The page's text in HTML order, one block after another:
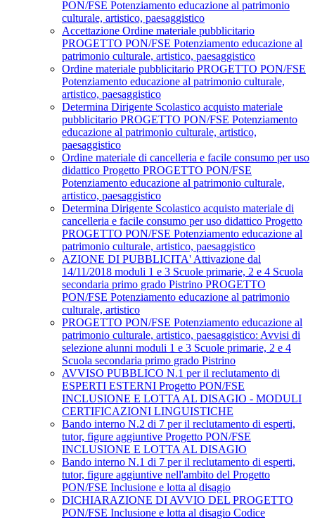
PON/FSE Potenziamento educazione al patrimonio
culturale, artistico, paesaggistico
Accettazione Ordine materiale pubblicitario
PROGETTO PON/FSE Potenziamento educazione al
patrimonio culturale, artistico, paesaggistico
Ordine materiale pubblicitario PROGETTO PON/FSE
Potenziamento educazione al patrimonio culturale,
artistico, paesaggistico
Determina Dirigente Scolastico acquisto materiale
pubblicitario PROGETTO PON/FSE Potenziamento
educazione al patrimonio culturale, artistico,
paesaggistico
Ordine materiale di cancelleria e facile consumo per uso
didattico Progetto PROGETTO PON/FSE
Potenziamento educazione al patrimonio culturale,
artistico, paesaggistico
Determina Dirigente Scolastico acquisto materiale di
cancelleria e facile consumo per uso didattico Progetto
PROGETTO PON/FSE Potenziamento educazione al
patrimonio culturale, artistico, paesaggistico
AZIONE DI PUBBLICITA' Attivazione dal
14/11/2018 moduli 1 e 3 Scuole primarie, 2 e 4 Scuola
secondaria primo grado Pistrino PROGETTO
PON/FSE Potenziamento educazione al patrimonio
culturale, artistico
PROGETTO PON/FSE Potenziamento educazione al
patrimonio culturale, artistico, paesaggistico: Avvisi di
selezione alunni moduli 1 e 3 Scuole primarie, 2 e 4
Scuola secondaria primo grado Pistrino
AVVISO PUBBLICO N.1 per il reclutamento di
ESPERTI ESTERNI Progetto PON/FSE
INCLUSIONE E LOTTA AL DISAGIO - MODULI
CERTIFICAZIONI LINGUISTICHE
Bando interno N.2 di 7 per il reclutamento di esperti,
tutor, figure aggiuntive Progetto PON/FSE
INCLUSIONE E LOTTA AL DISAGIO
Bando interno N.1 di 7 per il reclutamento di esperti,
tutor, figure aggiuntive nell'ambito del Progetto
PON/FSE Inclusione e lotta al disagio
DICHIARAZIONE DI AVVIO DEL PROGETTO
PON/FSE Inclusione e lotta al disagio Codice